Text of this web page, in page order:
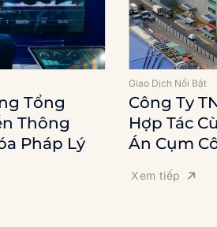
Tổng
Thông
Pháp Lý
Giao Dịch Nổi Bật
Công Ty
Hợp Tác
Án Cụm
Xem tiếp